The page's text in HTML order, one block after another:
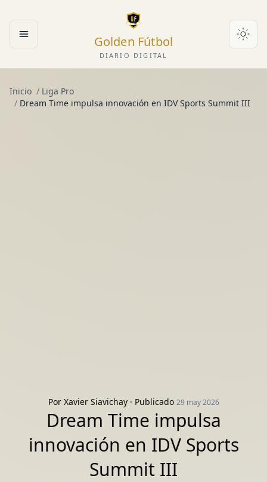
Abrir menú Golden Fútbol
DIARIO DIGITAL
Inicio / Liga Pro
/ Dream Time impulsa innovación en IDV Sports Summit III
Por Xavier Siavichay· Publicado 29 may 2026
Dream Time impulsa
innovación en IDV Sports
Summit III